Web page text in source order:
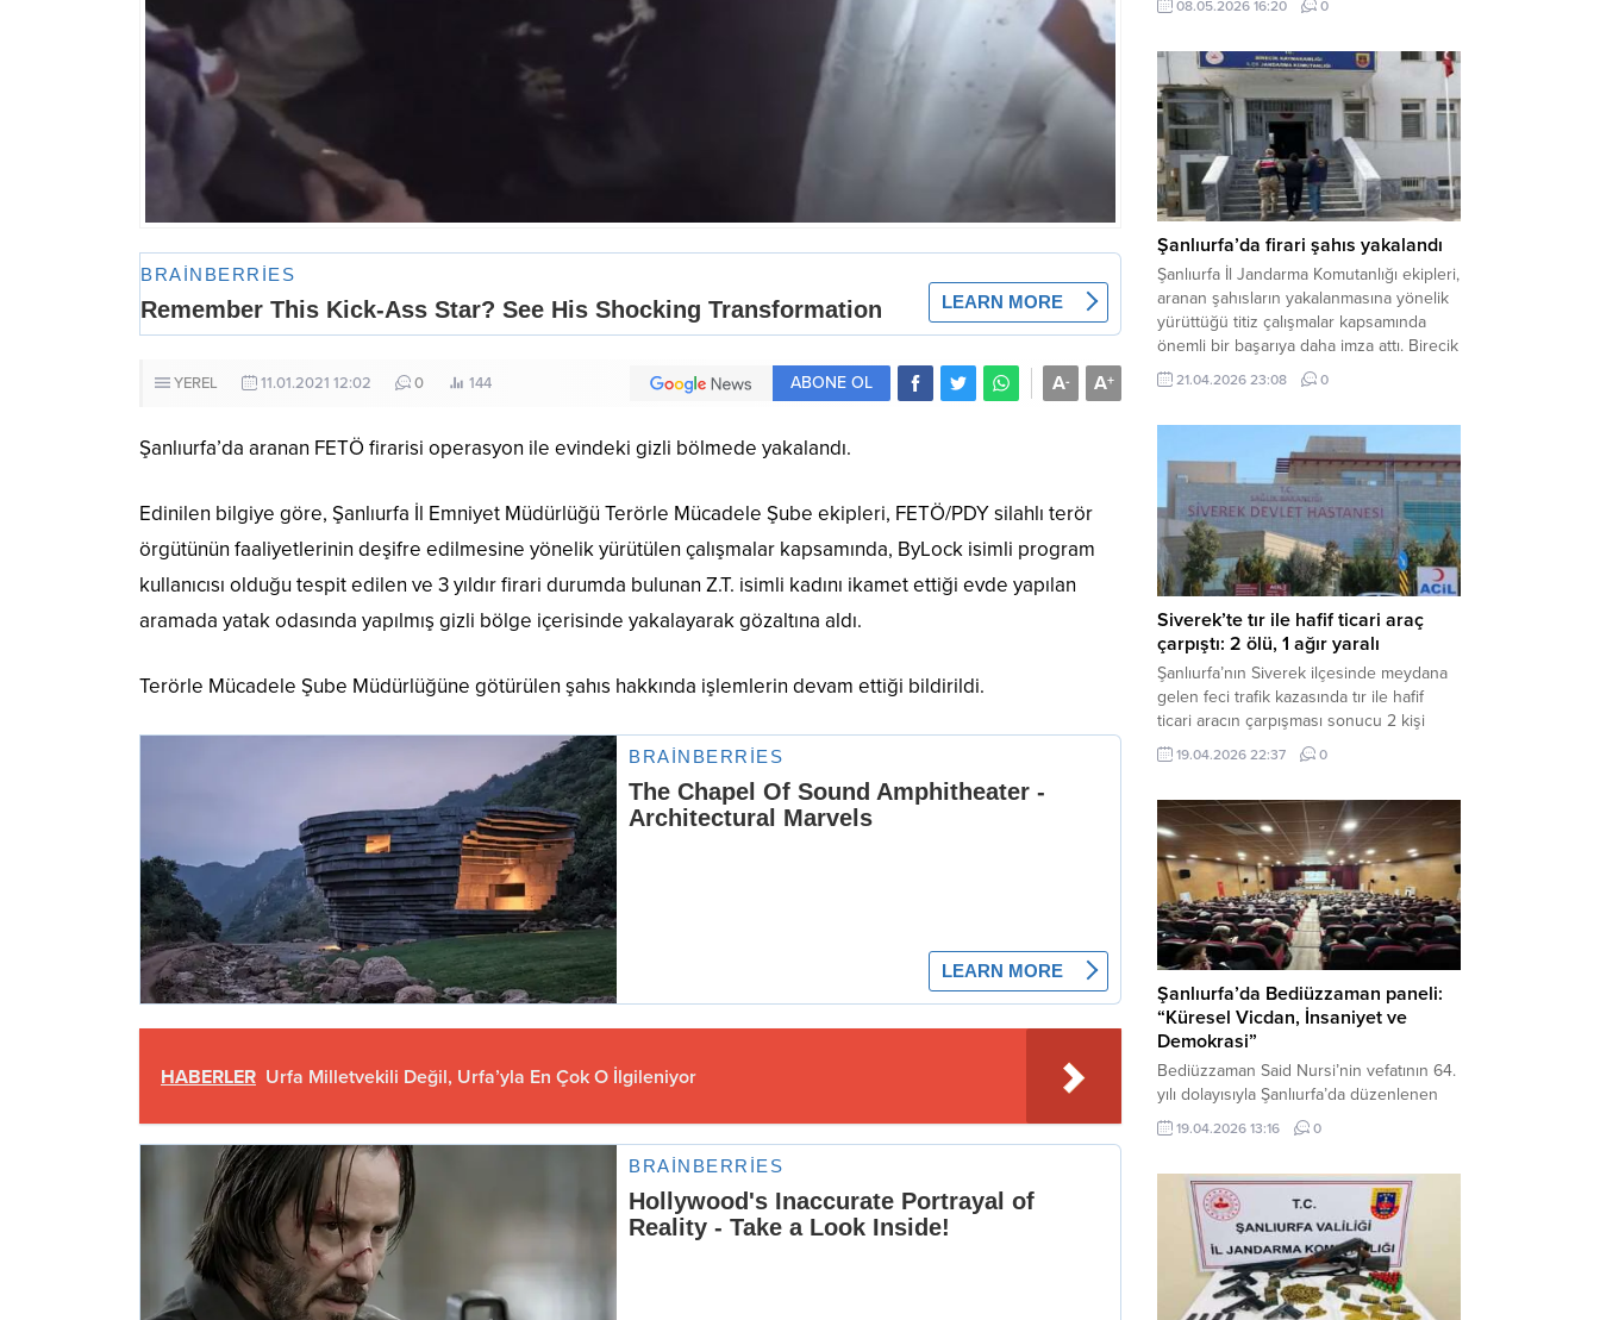
YEREL 11.01.2021 12:02 0 144 A+
A-
ABONE OL
Şanlıurfa’da aranan FETÖ firarisi operasyon ile evindeki gizli bölmede yakalandı.
Edinilen bilgiye göre, Şanlıurfa İl Emniyet Müdürlüğü Terörle Mücadele Şube ekipleri, FETÖ/PDY silahlı terör
örgütünün faaliyetlerinin deşifre edilmesine yönelik yürütülen çalışmalar kapsamında, ByLock isimli program
kullanıcısı olduğu tespit edilen ve 3 yıldır firari durumda bulunan Z.T. isimli kadını ikamet ettiği evde yapılan
aramada yatak odasında yapılmış gizli bölge içerisinde yakalayarak gözaltına aldı.
Terörle Mücadele Şube Müdürlüğüne götürülen şahıs hakkında işlemlerin devam ettiği bildirildi.
HABERLER Urfa Milletvekili Değil, Urfa’yla En Çok O İlgileniyor
neticesinde 3 kişi olay yerinde yaşamını
ilçesine bağlı kırsal Konaç Mahallesi’nde
meydana geldi. Edinilen bilgilere göre,
aralarında husumet bulunan iki grup
arasında henüz belirlenemeyen bir...
08.05.2026 16:20 0
Şanlıurfa’da firari şahıs yakalandı
Şanlıurfa İl Jandarma Komutanlığı ekipleri,
aranan şahısların yakalanmasına yönelik
yürüttüğü titiz çalışmalar kapsamında
önemli bir başarıya daha imza attı. Birecik
ilçesinde düzenlenen operasyonla,
hakkında kesinleşmiş hapis cezası
teslim edildi. Haber Merkezi – Şanlıurfa
Valiliği İl Basın ve Halkla İlişkiler
Müdürlüğü tarafından yapılan açıklamaya
göre; İl...
21.04.2026 23:08 0
Siverek’te tır ile hafif ticari araç
çarpıştı: 2 ölü, 1 ağır yaralı
Şanlıurfa’nın Siverek ilçesinde meydana
gelen feci trafik kazasında tır ile hafif
ticari aracın çarpışması sonucu 2 kişi
yaşamını yitirdi, 1 kişi ise ağır yaralandı.
Haber Merkezi – Siverek-Adıyaman kara
çarpışması sonucu meydana gelen
kazada can pazarı yaşandı. Kafa Kafaya
Çarpıştılar Edinilen bilgilere göre,
Hüseyin Çelik (29)...
19.04.2026 22:37 0
Şanlıurfa’da Bediüzzaman paneli:
“Küresel Vicdan, İnsaniyet ve
Demokrasi”
Bediüzzaman Said Nursi’nin vefatının 64.
yılı dolayısıyla Şanlıurfa’da düzenlenen
panelde, günümüzün manevi ve
toplumsal sorunlarına Risale-i Nur
Necmettin Cevheri Kültür Merkezi’nde
gerçekleştirilen “Küresel Vicdan,
İnsaniyet ve Demokrasi” başlıklı panel,
hürriyet, adalet ve hukuk vurgularıyla
yoğun katılıma sahne oldu. Haber
Merkezi – Bediüzzaman Eğitim Kültür ve
19.04.2026 13:16 0